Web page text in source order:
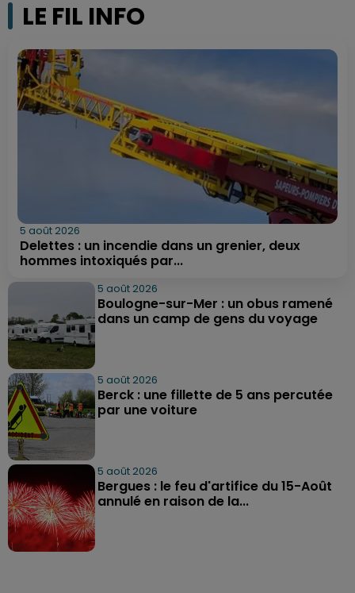
LE FIL INFO
5 août 2026
Delettes : un incendie dans un grenier, deux
hommes intoxiqués par...
5 août 2026
Boulogne-sur-Mer : un obus ramené
dans un camp de gens du voyage
5 août 2026
Berck : une fillette de 5 ans percutée
par une voiture
5 août 2026
Bergues : le feu d'artifice du 15-Août
annulé en raison de la...